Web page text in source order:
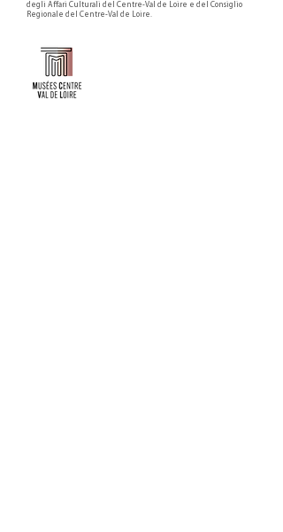
degli Affari Culturali del Centre-Val de Loire e del Consiglio
Regionale del Centre-Val de Loire.